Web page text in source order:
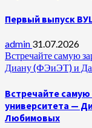
Первый выпуск
admin 31.07.2026
Встречайте самую
Диану (ФЭиЭТ) и
Встречайте
университета —
Любимовых